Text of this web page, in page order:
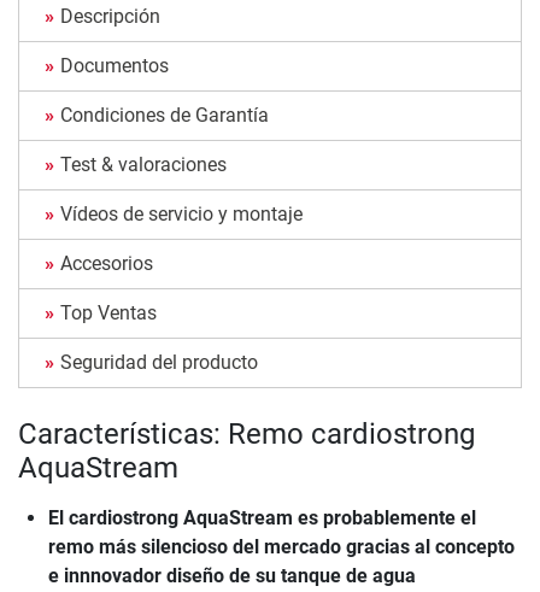
Descripción
Documentos
Condiciones de Garantía
Test & valoraciones
Vídeos de servicio y montaje
Accesorios
Top Ventas
Seguridad del producto
Características: Remo cardiostrong
AquaStream
El cardiostrong AquaStream es probablemente el
remo más silencioso del mercado gracias al concepto
e innnovador diseño de su tanque de agua